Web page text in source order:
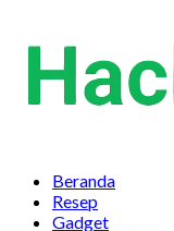
Beranda
Resep
Gadget